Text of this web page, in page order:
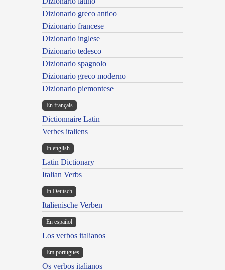
Dizionario greco antico
Dizionario francese
Dizionario inglese
Dizionario tedesco
Dizionario spagnolo
Dizionario greco moderno
Dizionario piemontese
En français
Dictionnaire Latin
Verbes italiens
In english
Latin Dictionary
Italian Verbs
In Deutsch
Italienische Verben
En español
Los verbos italianos
Em portugues
Os verbos italianos